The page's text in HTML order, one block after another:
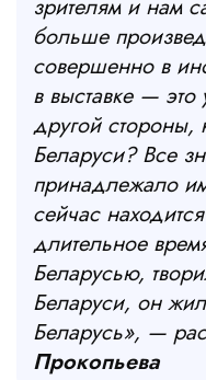
зрителям и нам
больше
совершенно в
в выставке —
другой стороны,
Беларуси? Все
принадлежало
сейчас
длительное
Беларусью,
Беларуси, он
Беларусь», —
Прокопьева